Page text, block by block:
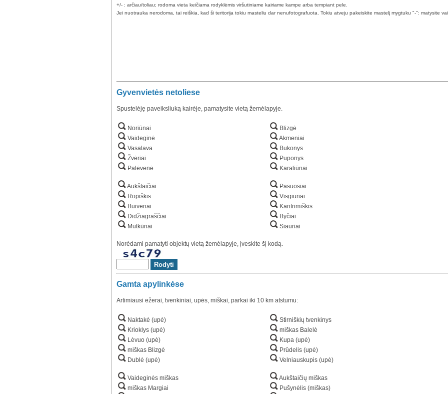
+/- : arčiau/toliau; rodoma vieta keičiama rodyklėmis viršutiniame kairiame kampe arba tempiant pele.
Jei nuotrauka nerodoma, tai reiškia, kad ši teritorija tokiu masteliu dar nenufotografuota. Tokiu atveju pakeiskite mastelį mygtuku "-": matysite
Gyvenvietės netoliese
Spustelėję paveiksliuką kairėje, pamatysite vietą žemėlapyje.
Noriūnai
Vaideginė
Vasalava
Žvėriai
Palėvenė
Aukštaičiai
Ropiškis
Buivėnai
Didžiagraščiai
Mutkūnai
Blizgė
Akmeniai
Bukonys
Puponys
Karaliūnai
Pasuosiai
Visgiūnai
Kantrimiškis
Byčiai
Siauriai
Norėdami pamatyti objektų vietą žemėlapyje, įveskite šį kodą.
Gamta apylinkėse
Artimiausi ežerai, tvenkiniai, upės, miškai, parkai iki 10 km atstumu:
Naktakė (upė)
Krioklys (upė)
Lėvuo (upė)
miškas Blizgė
Dublė (upė)
Vaideginės miškas
miškas Margiai
Stirniškių tvenkinys
miškas Balelė
Kupa (upė)
Prūdelis (upė)
Velniauskupis (upė)
Aukštaičių miškas
Pušynėlis (miškas)